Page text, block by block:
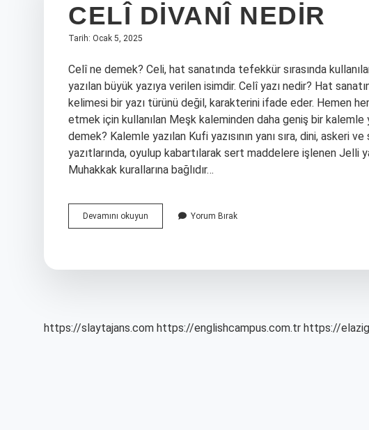
CELÎ DIVANÎ NEDIR
Tarih: Ocak 5, 2025
Celî ne demek? Celi, hat sanatında tefekkür sırasında
yazılan büyük yazıya verilen isimdir. Celî yazı nedir? Hat
kelimesi bir yazı türünü değil, karakterini ifade eder. Hemen
etmek için kullanılan Meşk kaleminden daha geniş bir kalemle
demek? Kalemle yazılan Kufi yazısının yanı sıra, dini, askeri
yazıtlarında, oyulup kabartılarak sert maddelere işlenen Jelli
Muhakkak kurallarına bağlıdır…
Devamını okuyun
Divanî
Yorum Bırak
https://slaytajans.com https://englishcampus.com.tr https://